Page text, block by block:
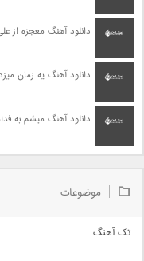
دانلود آهنگ معجزه از
دانلود آهنگ یه زمان
دانلود آهنگ میشم به
موضوعات
تک آهنگ